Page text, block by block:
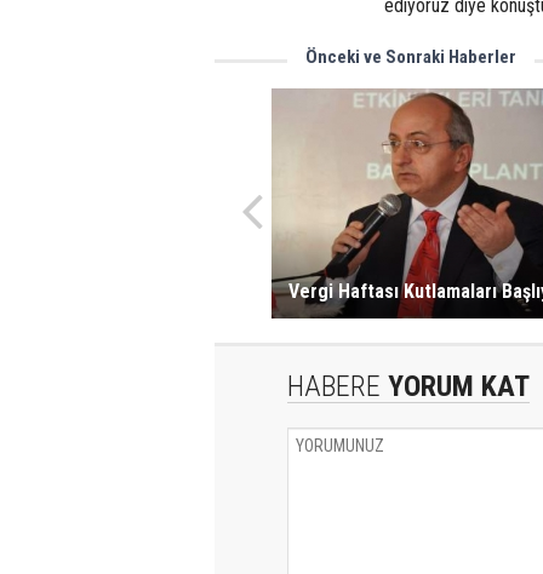
ediyoruz diye
Önceki ve Sonraki Haberler
Vergi Haftası Kutlamaları
HABERE YORUM KAT